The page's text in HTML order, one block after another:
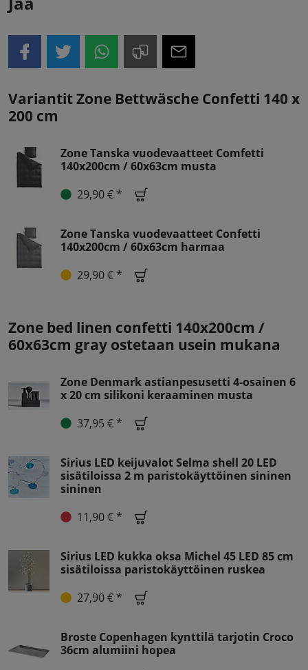
Variantit Zone Bettwäsche Confetti 140 x
200 cm
Zone Tanska vuodevaatteet Comfetti
140x200cm / 60x63cm musta
29,90 € *
Zone Tanska vuodevaatteet Confetti
140x200cm / 60x63cm harmaa
29,90 € *
Zone bed linen confetti 140x200cm /
60x63cm gray ostetaan usein mukana
Zone Denmark astianpesusetti 4-osainen 6
x 20 cm silikoni keraaminen musta
37,95 € *
Sirius LED keijuvalot Selma shell 20 LED
sisätiloissa 2 m paristokäyttöinen sininen
sininen
11,90 € *
Sirius LED kukka oksa Michel 45 LED 85 cm
sisätiloissa paristokäyttöinen ruskea
27,90 € *
Broste Copenhagen kynttilä tarjotin Croco
36cm alumiini hopea